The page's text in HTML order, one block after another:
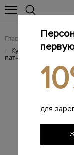
Главная
/ Куртка-ветровка
патчем
для